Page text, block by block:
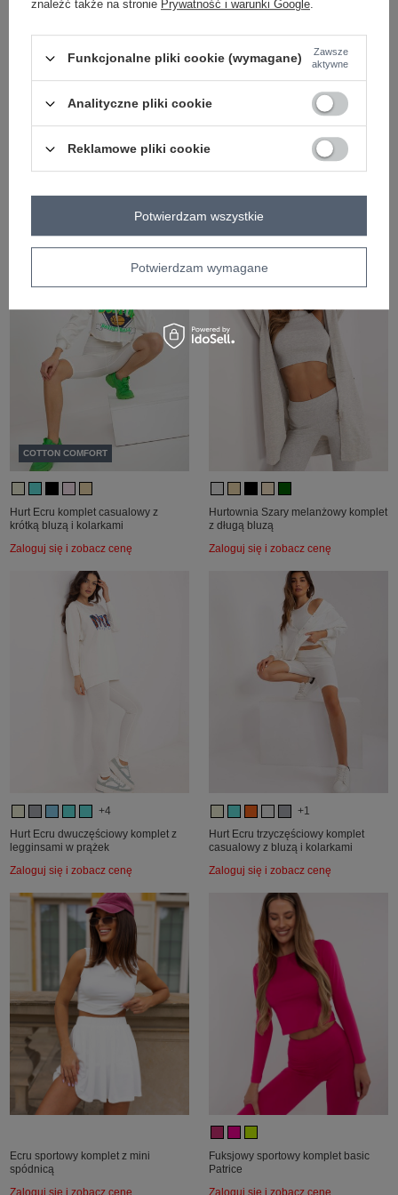
Zaloguj się i zobacz cenę
COTTON COMFORT
Hurt Ecru komplet casualowy z
krótką bluzą i kolarkami
Zaloguj się i zobacz cenę
Hurtownia Szary melanżowy komplet
z długą bluzą
Zaloguj się i zobacz cenę
+4
Hurt Ecru dwuczęściowy komplet z
legginsami w prążek
Zaloguj się i zobacz cenę
+1
Hurt Ecru trzyczęściowy komplet
casualowy z bluzą i kolarkami
Zaloguj się i zobacz cenę
Ecru sportowy komplet z mini
spódnicą
Zaloguj się i zobacz cenę
Fuksjowy sportowy komplet basic
Patrice
Zaloguj się i zobacz cenę
znaleźć także na stronie Prywatność i warunki Google.
Funkcjonalne pliki cookie (wymagane)
Zawsze
aktywne
Analityczne pliki cookie
Reklamowe pliki cookie
Potwierdzam wymagane
Potwierdzam wszystkie